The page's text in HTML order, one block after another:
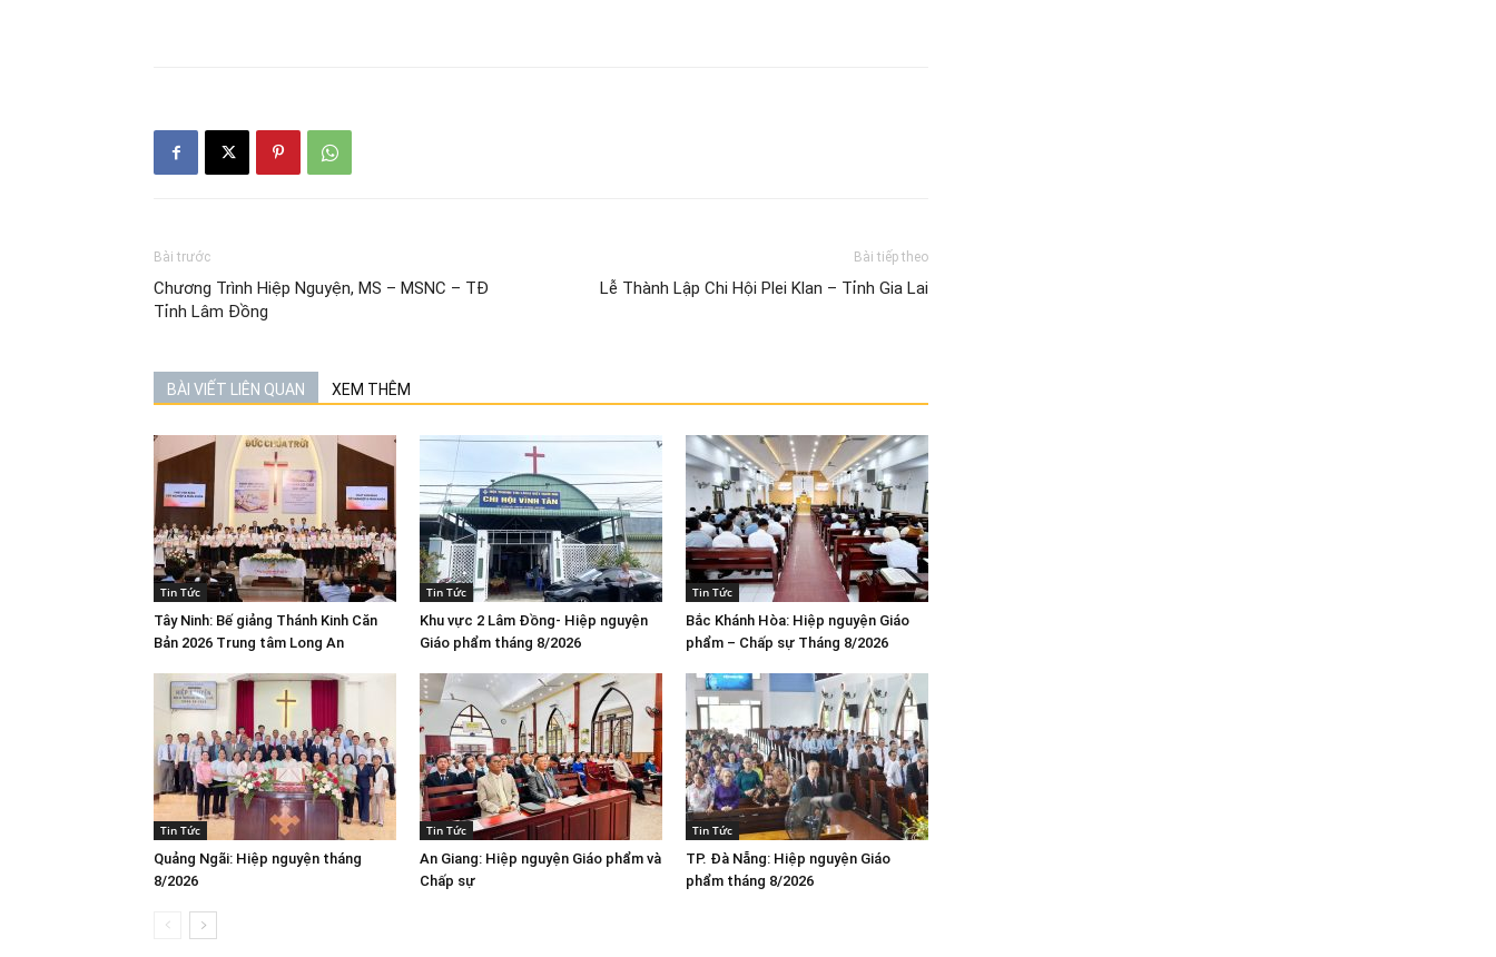
Bài trước
Chương Trình Hiệp Nguyện, MS – MSNC – TĐ
Tỉnh Lâm Đồng
Bài tiếp theo
Lễ Thành Lập Chi Hội Plei Klan – Tỉnh Gia Lai
BÀI VIẾT LIÊN QUAN XEM THÊM
Tin Tức
Tây Ninh: Bế giảng Thánh Kinh Căn
Bản 2026 Trung tâm Long An
Tin Tức
Khu vực 2 Lâm Đồng- Hiệp nguyện
Giáo phẩm tháng 8/2026
Tin Tức
Bắc Khánh Hòa: Hiệp nguyện Giáo
phẩm – Chấp sự Tháng 8/2026
Tin Tức
Quảng Ngãi: Hiệp nguyện tháng
8/2026
Tin Tức
An Giang: Hiệp nguyện Giáo phẩm và
Chấp sự
Tin Tức
TP. Đà Nẵng: Hiệp nguyện Giáo
phẩm tháng 8/2026